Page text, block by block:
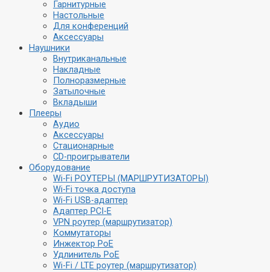
Гарнитурные
Настольные
Для конференций
Аксессуары
Наушники
Внутриканальные
Накладные
Полноразмерные
Затылочные
Вкладыши
Плееры
Аудио
Аксессуары
Стационарные
CD-проигрыватели
Оборудование
Wi-Fi РОУТЕРЫ (МАРШРУТИЗАТОРЫ)
Wi-Fi точка доступа
Wi-Fi USB-адаптер
Адаптер PCI-E
VPN роутер (маршрутизатор)
Коммутаторы
Инжектор PoE
Удлинитель PoE
Wi-Fi / LTE роутер (маршрутизатор)